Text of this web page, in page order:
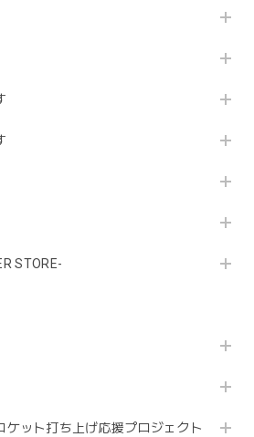
STORE-
ケット打ち上げ応援プロジェクト